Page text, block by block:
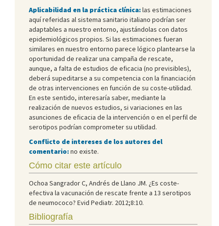
Aplicabilidad en la práctica clínica:las estimaciones
aquí referidas al sistema sanitario italiano podrían ser
adaptables a nuestro entorno, ajustándolas con datos
epidemiológicos propios. Si las estimaciones fueran
similares en nuestro entorno parece lógico plantearse la
oportunidad de realizar una campaña de rescate,
aunque, a falta de estudios de eficacia (no previsibles),
deberá supeditarse a su competencia con la financiación
de otras intervenciones en función de su coste-utilidad.
En este sentido, interesaría saber, mediante la
realización de nuevos estudios, si variaciones en las
asunciones de eficacia de la intervención o en el perfil de
serotipos podrían comprometer su utilidad.
Conflicto de intereses de los autores del
comentario:no existe.
Cómo citar este artículo
Ochoa Sangrador C, Andrés de Llano JM. ¿Es coste-
efectiva la vacunación de rescate frente a 13 serotipos
de neumococo? Evid Pediatr. 2012;8:10.
Bibliografía